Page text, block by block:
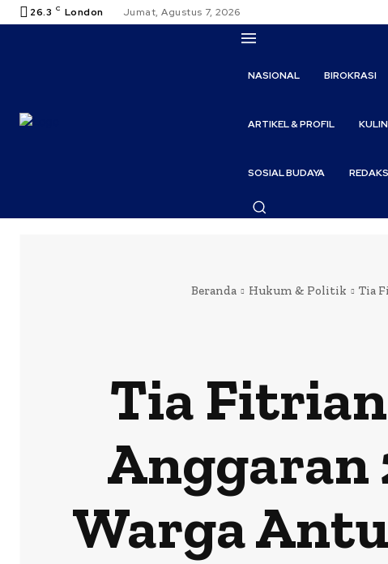
26.3 C London Jumat, Agustus 7, 2026
NASIONAL BIROKRASI
ARTIKEL & PROFIL
SOSIAL BUDAYA
Beranda Hukum & Politik Tia
Tia
Anggaran
Warga